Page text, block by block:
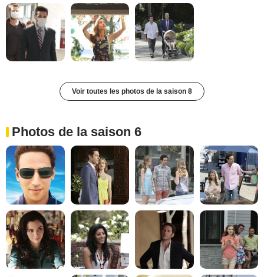
Voir toutes les photos de la saison 8
Photos de la saison 6